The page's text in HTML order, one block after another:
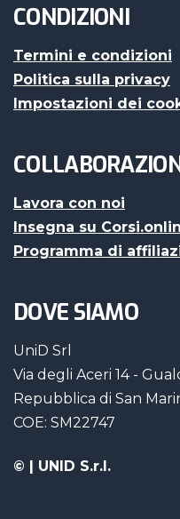
CONDIZIONI
Termini e condizioni
Politica sulla privacy
Impostazioni dei
Lavora con noi
Insegna su
Programma di
DOVE SIAMO
UniD Srl
Via degli Aceri 14 -
Repubblica di San
COE: SM22747
© | UNID S.r.l.